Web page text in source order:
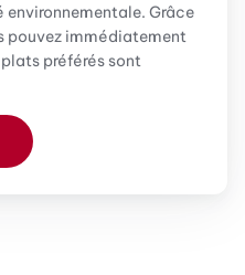
Grâce
pouvez immédiatement
préférés sont